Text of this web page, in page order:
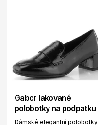
Gabor lakované
polobotky na podpatku
Dámské elegantní polobotky